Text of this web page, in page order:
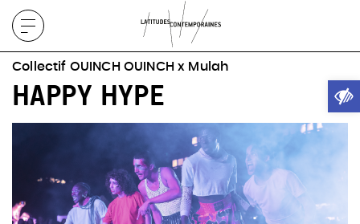
Afficher
le
menu
Collectif OUINCH OUINCH x Mulah
HAPPY HYPE